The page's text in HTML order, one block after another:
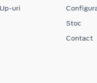
uri
Stoc
Contact